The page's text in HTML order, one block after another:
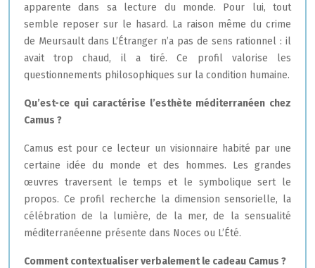
apparente dans sa lecture du monde. Pour lui, tout
semble reposer sur le hasard. La raison même du crime
de Meursault dans L’Étranger n’a pas de sens rationnel : il
avait trop chaud, il a tiré. Ce profil valorise les
questionnements philosophiques sur la condition humaine.
Qu’est-ce qui caractérise l’esthète méditerranéen chez
Camus ?
Camus est pour ce lecteur un visionnaire habité par une
certaine idée du monde et des hommes. Les grandes
œuvres traversent le temps et le symbolique sert le
propos. Ce profil recherche la dimension sensorielle, la
célébration de la lumière, de la mer, de la sensualité
méditerranéenne présente dans Noces ou L’Été.
Comment contextualiser verbalement le cadeau Camus ?